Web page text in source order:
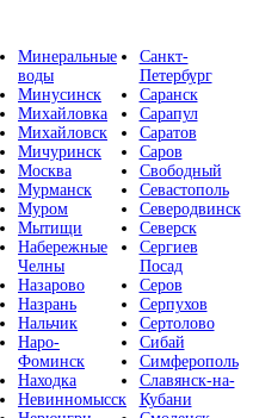
Минеральные
воды
Минусинск
Михайловка
Михайловск
Мичуринск
Москва
Мурманск
Муром
Мытищи
Набережные
Челны
Назарово
Назрань
Нальчик
Наро-
Фоминск
Находка
Невинномысск
Санкт-
Петербург
Саранск
Сарапул
Саратов
Саров
Свободный
Севастополь
Северодвинск
Северск
Сергиев
Посад
Серов
Серпухов
Сертолово
Сибай
Симферополь
Славянск-на-
Кубани